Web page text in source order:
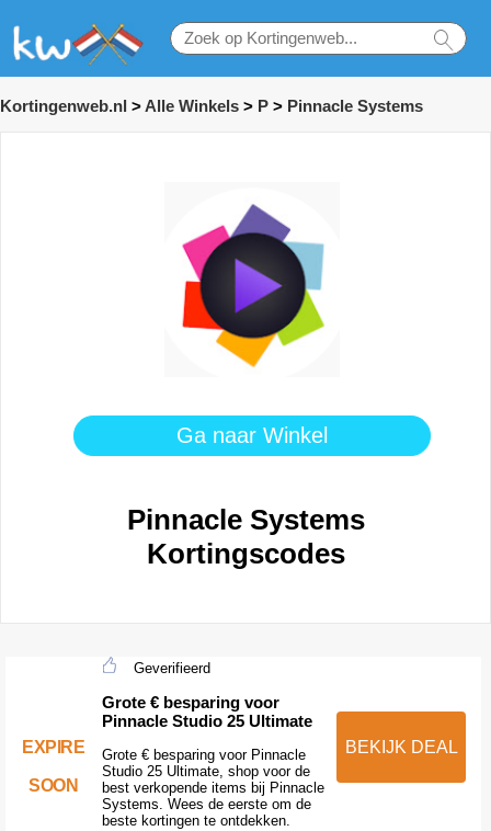
Kortingenweb.nl > Alle Winkels > P > Pinnacle Systems
Ga naar Winkel
Pinnacle Systems
Kortingscodes
EXPIRE
SOON
Geverifieerd
Grote € besparing voor
Pinnacle Studio 25 Ultimate
Grote € besparing voor Pinnacle
Studio 25 Ultimate, shop voor de
best verkopende items bij Pinnacle
Systems. Wees de eerste om de
beste kortingen te ontdekken.
BEKIJK DEAL